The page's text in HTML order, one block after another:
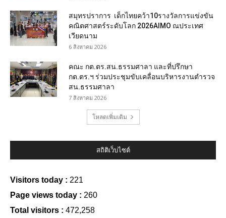
สมุทรปราการ เด็กไทยคว้า10รางวัลการแข่งขัน
คณิตศาสตร์ระดับโลก 2026AIMO ณประเทศ
เวียดนาม
6 สิงหาคม 2026
คณะ กต.ตร.สน.ธรรมศาลา และที่ปรึกษา
กต.ตร.ฯ ร่วมประชุมขับเคลื่อนบริหารงานตำรวจ
สน.ธรรมศาลา
7 สิงหาคม 2026
โหลดเพิ่มเติม
สถิติเว็บไซต์
Visitors today : 221
Page views today : 260
Total visitors : 472,258